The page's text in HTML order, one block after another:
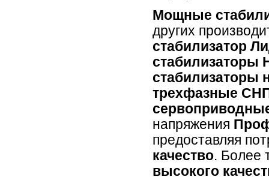
Мощные
других
стабилизатор
стабилизаторы
cтабилизаторы
трехфазные
напряжения
предоставляя
качество. Более
высокого